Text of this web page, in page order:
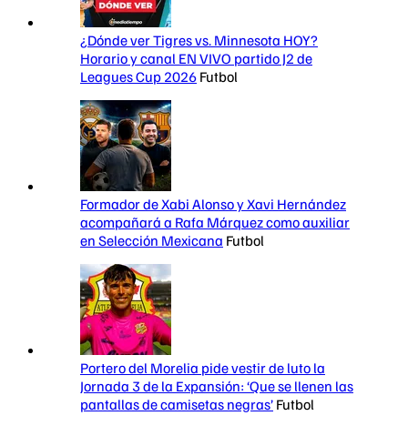
¿Dónde ver Tigres vs. Minnesota HOY?
Horario y canal EN VIVO partido J2 de
Leagues Cup 2026 Futbol
Formador de Xabi Alonso y Xavi Hernández
acompañará a Rafa Márquez como auxiliar
en Selección Mexicana Futbol
Portero del Morelia pide vestir de luto la
Jornada 3 de la Expansión: ‘Que se llenen las
pantallas de camisetas negras’ Futbol